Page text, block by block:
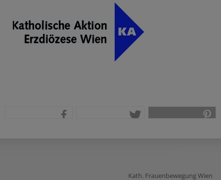
Kath. Frauenbewegung Wien